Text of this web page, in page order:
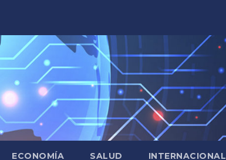
ECONOMÍA SALUD INTERNACIONAL